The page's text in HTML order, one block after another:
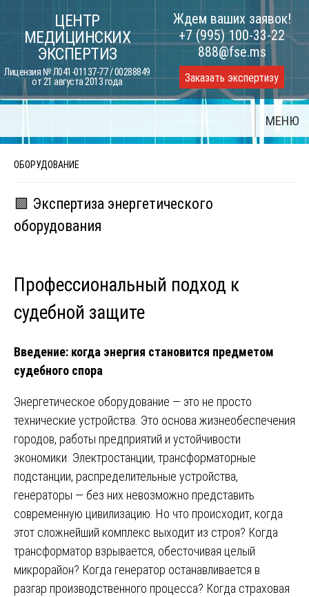
content
ЦЕНТР
МЕДИЦИНСКИХ
ЭКСПЕРТИЗ
Лицензия № Л041-01137-77 / 00288849
от 21 августа 2013 года
Ждем ваших заявок!
+7 (995) 100-33-22
888@fse.ms
Заказать экспертизу
МЕНЮ
ОБОРУДОВАНИЕ
🟩 Экспертиза энергетического
оборудования
Профессиональный подход к
судебной защите
Введение: когда энергия становится предметом
судебного спора
Энергетическое оборудование — это не просто
технические устройства. Это основа жизнеобеспечения
городов, работы предприятий и устойчивости
экономики. Электростанции, трансформаторные
подстанции, распределительные устройства,
генераторы — без них невозможно представить
современную цивилизацию. Но что происходит, когда
этот сложнейший комплекс выходит из строя? Когда
трансформатор взрывается, обесточивая целый
микрорайон? Когда генератор останавливается в
разгар производственного процесса? Когда страховая